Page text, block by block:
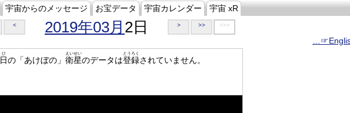
宇宙からのメッセージ お宝データ 宇宙カレンダー 宇宙 xR
< 2019年03月 2日 > >> >>>
日
ひ
の「あけぼの」 衛星
えいせい
のデータは登録
とうろく
されていません。